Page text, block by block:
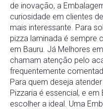
de inovação, a
curiosidade em clientes
mais interessante. Para
pizza laminada é sempre
em Bauru. Já Melhores
chamam atenção pelo
frequentemente
Para quem deseja
Pizzaria é essencial, e
escolher a ideal. Uma